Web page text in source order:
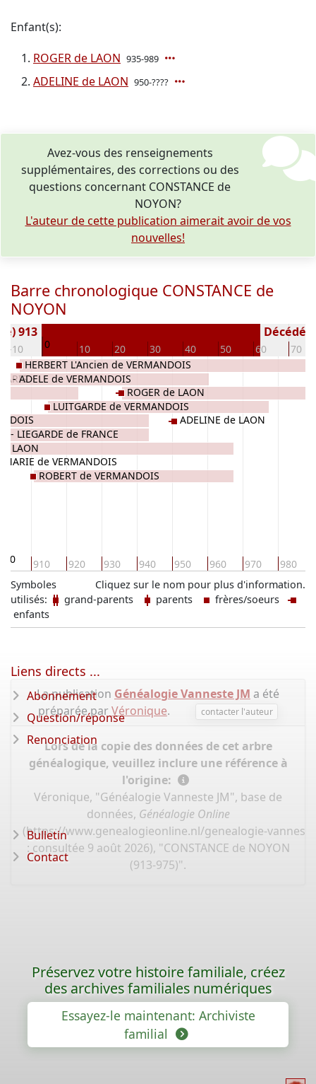
Enfant(s):
ROGER de LAON 935-989
ADELINE de LAON 950-????
Avez-vous des renseignements
supplémentaires, des corrections ou des
questions concernant CONSTANCE de
NOYON?
L'auteur de cette publication aimerait avoir de vos
nouvelles!
Barre chronologique CONSTANCE de
NOYON
-10 0 10 20 30 40 50 60 70
913
910 920 930 940 950 960 970 980
- LIEGARDE de FRANCE
LAON
- ADELE de VERMANDOIS
MARIE de VERMANDOIS
HERBERT L'Ancien de VERMANDOIS
ROBERT de VERMANDOIS
LUITGARDE de VERMANDOIS
ROGER de LAON
ADELINE de LAON
Cliquez sur le nom pour plus d'information.
Symboles
utilisés:
grand-parents parents
frères/soeurs
enfants
La publication Généalogie Vanneste JM a été
préparée parVéronique. contacter l'auteur
Lors de la copie des données de cet arbre
généalogique, veuillez inclure une référence à
l'origine:
Véronique, "Généalogie Vanneste JM", base de
données, Généalogie Online
(https://www.genealogieonline.nl/genealogie-
: consultée 9 août 2026), "CONSTANCE de NOYON
(913-975)".
Liens directs ...
Abonnement
Question/réponse
Renonciation
Bulletin
Contact
Préservez votre histoire familiale, créez
des archives familiales numériques
Essayez-le maintenant: Archiviste
familial